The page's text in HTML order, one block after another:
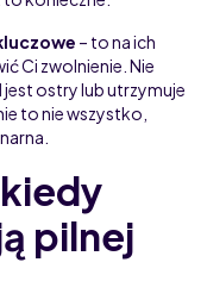
– to na ich
Ci zwolnienie. Nie
ostry lub utrzymuje
to nie wszystko,
pilnej